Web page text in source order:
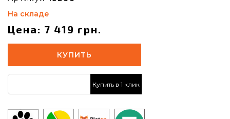
На складе
Цена: 7 419 грн.
КУПИТЬ
Купить в 1 клик